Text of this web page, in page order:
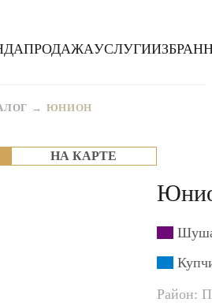
ПРОДАЖАУСЛУГИ
ЮНИОН
НА КАРТЕ
Район: